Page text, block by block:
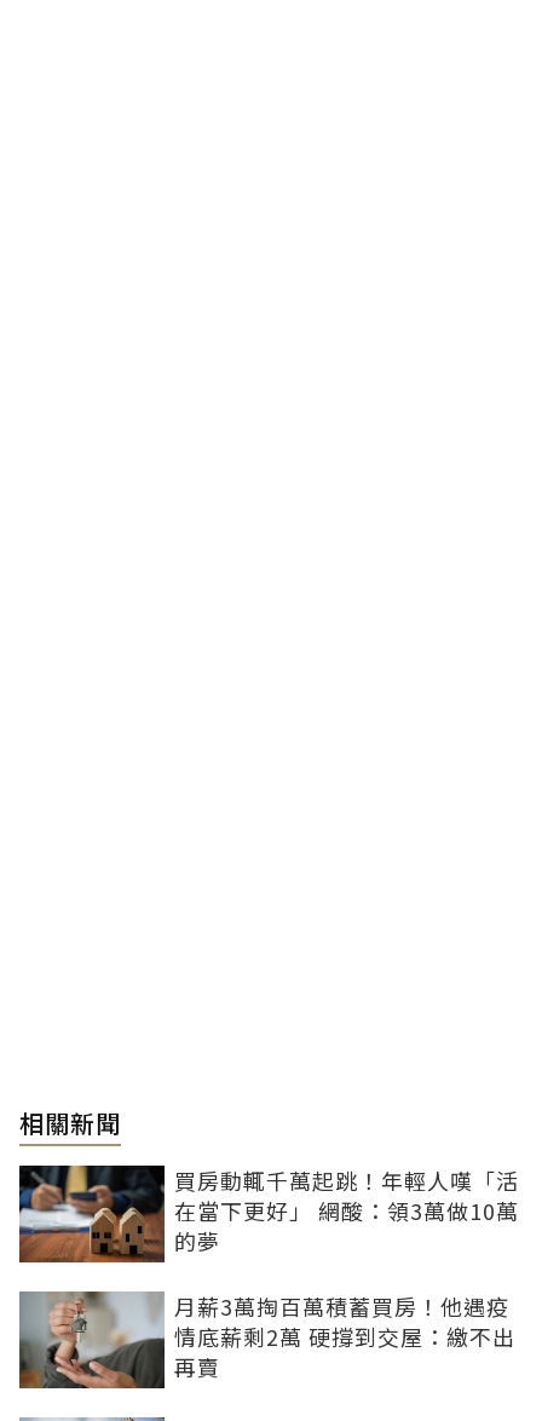
相關新聞
買房動輒千萬起跳！年輕人嘆「活
在當下更好」 網酸：領3萬做10萬
的夢
月薪3萬掏百萬積蓄買房！他遇疫
情底薪剩2萬 硬撐到交屋：繳不出
再賣